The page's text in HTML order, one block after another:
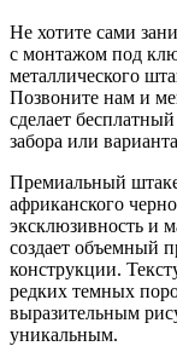
Не хотите сами
с монтажом под
металлического
Позвоните нам и
сделает
забора или
Премиальный
африканского
эксклюзивность и
создает объемный
конструкции.
редких темных
выразительным
уникальным.